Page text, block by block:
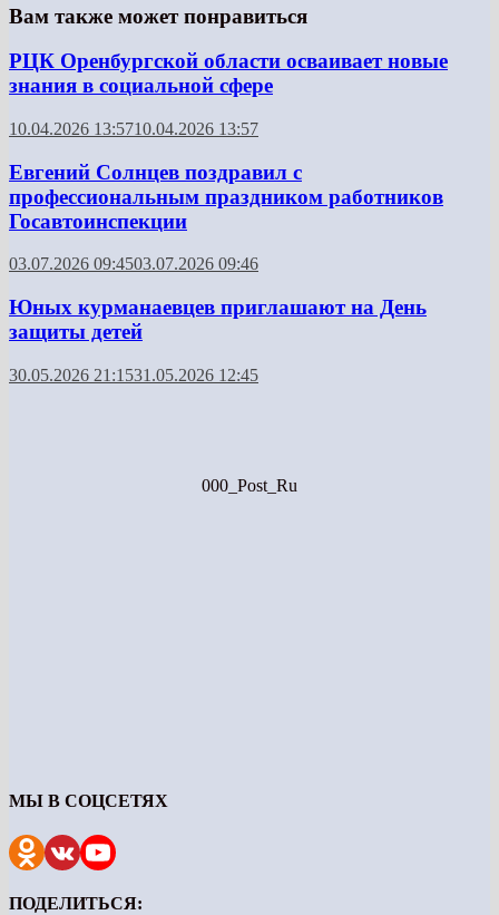
Вам также может понравиться
РЦК Оренбургской области осваивает новые
знания в социальной сфере
10.04.2026 13:5710.04.2026 13:57
Евгений Солнцев поздравил с
профессиональным праздником работников
Госавтоинспекции
03.07.2026 09:4503.07.2026 09:46
Юных курманаевцев приглашают на День
защиты детей
30.05.2026 21:1531.05.2026 12:45
000_Post_Ru
МЫ В СОЦСЕТЯХ
ПОДЕЛИТЬСЯ: